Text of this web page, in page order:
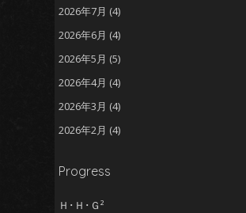
2026年7月 (4)
2026年6月 (4)
2026年5月 (5)
2026年4月 (4)
2026年3月 (4)
2026年2月 (4)
2025年12月
2025年11月
Progress
Ｈ･Ｈ･Ｇ²